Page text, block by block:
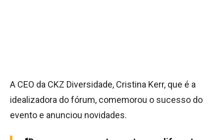
A CEO da CKZ Diversidade, Cristina Kerr, que é a
idealizadora do fórum, comemorou o sucesso do
evento e anunciou novidades.